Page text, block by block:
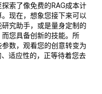
索了像免费的RAG成本计
现在，想象您接下来可以
究助手，或是量身定制的
您具备创新的技能。所
数，观看您的创意转变为
适应性的，正等待着您去